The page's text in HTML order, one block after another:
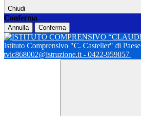
Chiudi
Conferma
Annulla Conferma
Istituto Comprensivo "C. Casteller" di Paese
tvic868002@istruzione.it - 0422-959057